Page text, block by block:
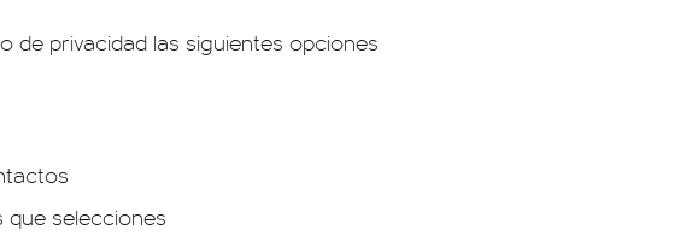
de privacidad las siguientes opciones
selecciones